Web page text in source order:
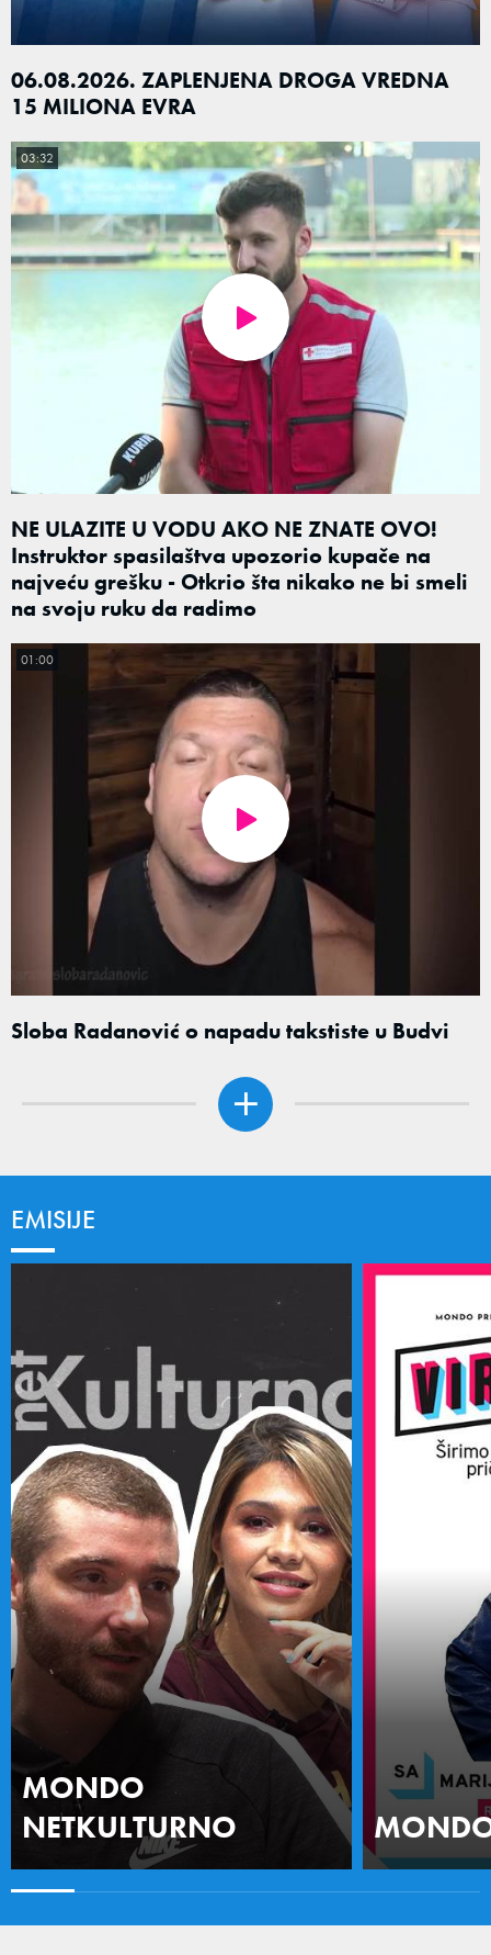
06.08.2026. ZAPLENJENA DROGA VREDNA
15 MILIONA EVRA
NE ULAZITE U VODU AKO NE ZNATE OVO!
Instruktor spasilaštva upozorio kupače na
najveću grešku - Otkrio šta nikako ne bi smeli
na svoju ruku da radimo
03:32
Sloba Radanović o napadu takstiste u Budvi
01:00
EMISIJE
MONDO
NETKULTURNO